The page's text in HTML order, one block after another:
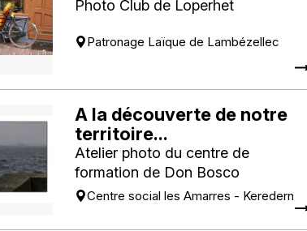
Photo Club de Loperhet
Patronage Laïque de Lambézellec
A la découverte de notre
territoire...
Atelier photo du centre de
formation de Don Bosco
Centre social les Amarres - Keredern